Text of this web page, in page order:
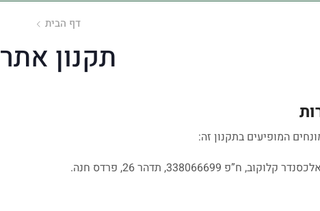
דף הבית
תקנון אתר
המופיעים בתקנון זה: